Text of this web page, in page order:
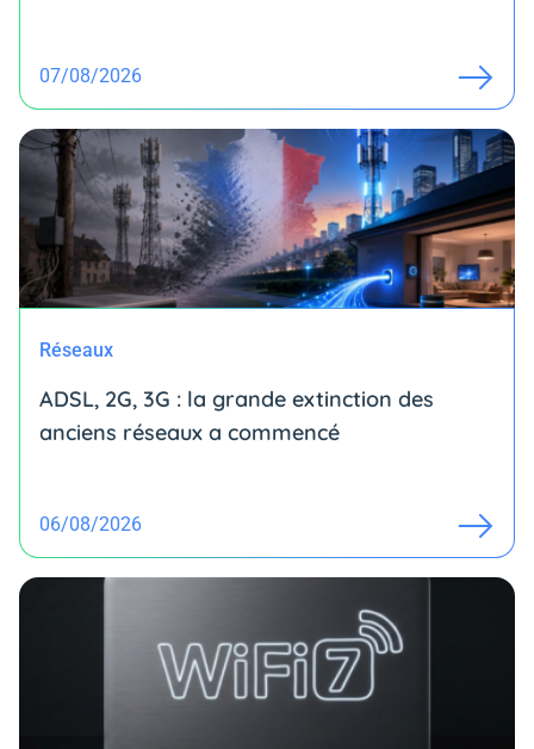
07/08/2026
Réseaux
ADSL, 2G, 3G : la grande extinction des
anciens réseaux a commencé
06/08/2026